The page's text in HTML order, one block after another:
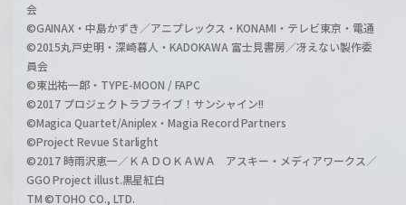
会
©GAINAX・中島かずき／アニプレックス・KONAMI・テレビ東京・電通
©2015丸戸史明・深崎暮人・KADOKAWA 富士見書房／冴えない製作委
員会
©東出祐一郎・TYPE-MOON / FAPC
©2017 プロジェクトラブライブ！サンシャイン!!
©Magica Quartet/Aniplex・Magia Record Partners
©Project Revue Starlight
©2017 時雨沢恵一／ＫＡＤＯＫＡＷＡ アスキー・メディアワークス／
GGO Project illust.黒星紅白
TM ©TOHO CO., LTD.